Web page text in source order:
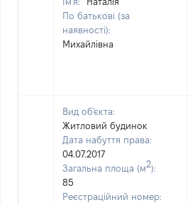
По батькові (за
наявності):
Михайлівна
Вид об'єкта:
Житловий будинок
Дата набуття права:
04.07.2017
Загальна площа (м2):
85
Реєстраційний номер: